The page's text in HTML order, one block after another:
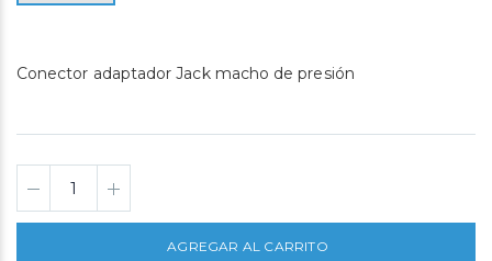
Conector adaptador Jack macho de presión
AGREGAR AL CARRITO